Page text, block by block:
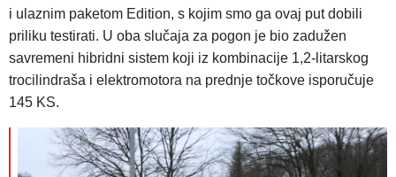
i ulaznim paketom Edition, s kojim smo ga ovaj put dobili
priliku testirati. U oba slučaja za pogon je bio zadužen
savremeni hibridni sistem koji iz kombinacije 1,2-litarskog
trocilindraša i elektromotora na prednje točkove isporučuje
145 KS.